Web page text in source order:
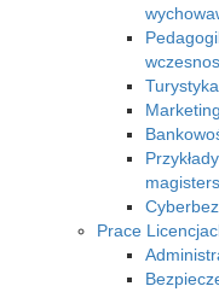
Turystyka
Marketing
Prace